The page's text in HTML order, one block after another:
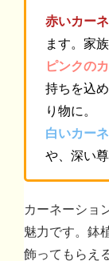
赤いカー
ます。家
ピンクの
持ちを込
り物に。
白いカー
や、深い
カーネーショ
魅力です。鉢
飾ってもらえ